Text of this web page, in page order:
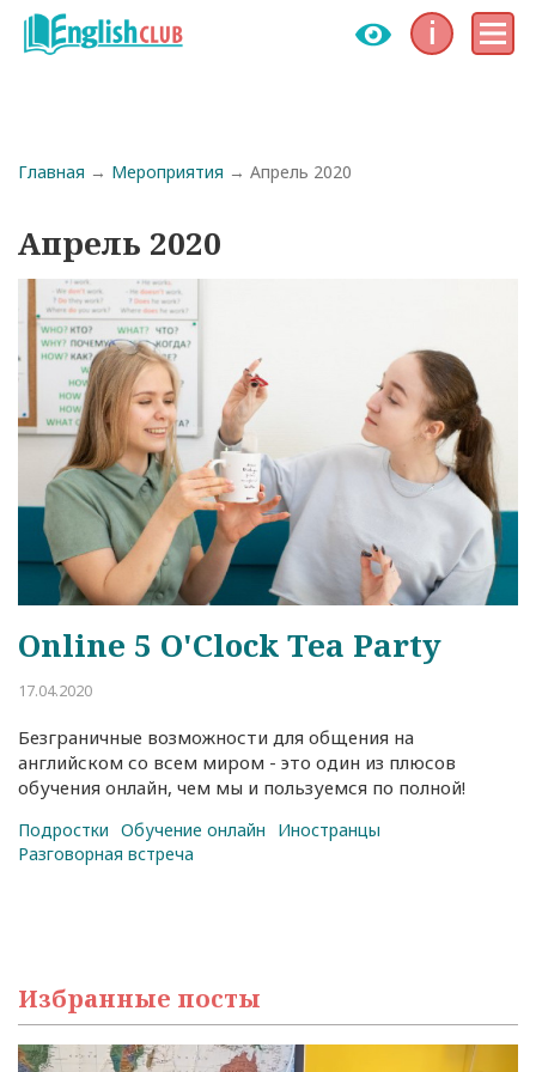
Инфо Меню
Строка навигации
Главная Мероприятия Апрель 2020
Апрель 2020
Online 5 O'Clock Tea Party
17.04.2020
Безграничные возможности для общения на
английском со всем миром - это один из плюсов
обучения онлайн, чем мы и пользуемся по полной!
Подростки Обучение онлайн
Иностранцы
Разговорная встреча
Избранные посты